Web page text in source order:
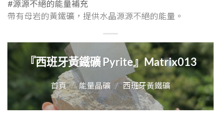
#源源不絕的能量補充
帶有母岩的黃鐵礦，提供水晶源源不絕的能量。
『西班牙黃鐵礦 Pyrite』Matrix013
首頁 / 能量晶礦 / 西班牙黃鐵礦